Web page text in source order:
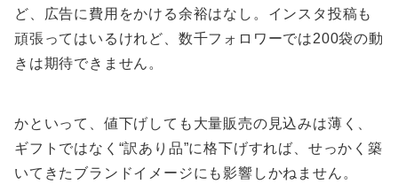
ど、広告に費用をかける余裕はなし。インスタ投稿も
頑張ってはいるけれど、数千フォロワーでは200袋の動
きは期待できません。
かといって、値下げしても大量販売の見込みは薄く、
ギフトではなく“訳あり品”に格下げすれば、せっかく築
いてきたブランドイメージにも影響しかねません。